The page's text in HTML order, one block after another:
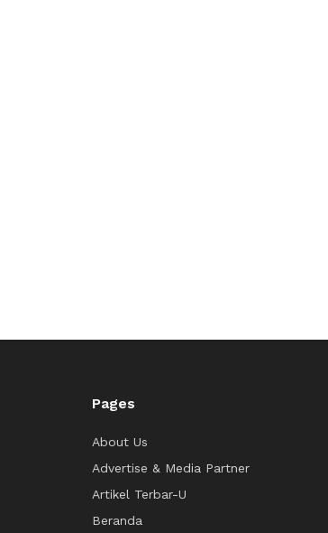
Pages
About Us
Advertise & Media Partner
Artikel Terbar-U
Beranda